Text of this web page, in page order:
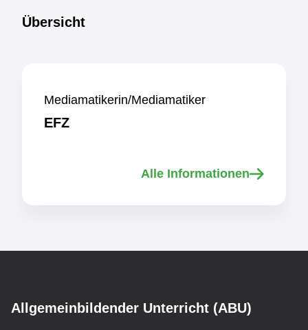
Übersicht
Mediamatikerin/Mediamatiker
EFZ
Alle Informationen
Allgemeinbildender Unterricht (ABU)